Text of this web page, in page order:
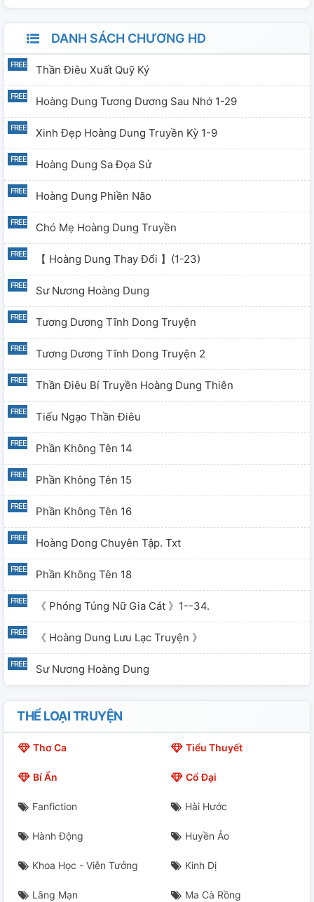
DANH SÁCH CHƯƠNG HD
Thần Điêu Xuất Quỹ Ký
Hoàng Dung Tương Dương Sau Nhớ 1-29
Xinh Đẹp Hoàng Dung Truyền Kỳ 1-9
Hoàng Dung Sa Đọa Sử
Hoàng Dung Phiền Não
Chó Mẹ Hoàng Dung Truyền
【 Hoàng Dung Thay Đổi 】(1-23)
Sư Nương Hoàng Dung
Tương Dương Tĩnh Dong Truyện
Tương Dương Tĩnh Dong Truyện 2
Thần Điêu Bí Truyền Hoàng Dung Thiên
Tiếu Ngạo Thần Điêu
Phần Không Tên 14
Phần Không Tên 15
Phần Không Tên 16
Hoàng Dong Chuyên Tập. Txt
Phần Không Tên 18
《 Phóng Túng Nữ Gia Cát 》1--34.
《 Hoàng Dung Lưu Lạc Truyện 》
Sư Nương Hoàng Dung
《 Hoàng Dung Tương Dương Dâm Sử 》
Hoàng Dung Mị Thiên Hạ..
Phần Không Tên 27
Phần Không Tên 28
THỂ LOẠI TRUYỆN
Thơ Ca Tiểu Thuyết
Bí Ẩn Cổ Đại
Fanfiction Hài Hước
Hành Động Huyền Ảo
Khoa Học - Viễn Tưởng Kinh Dị
Lãng Mạn Ma Cà Rồng